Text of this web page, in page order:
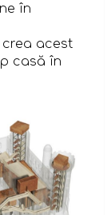
în
crea acest
casă în